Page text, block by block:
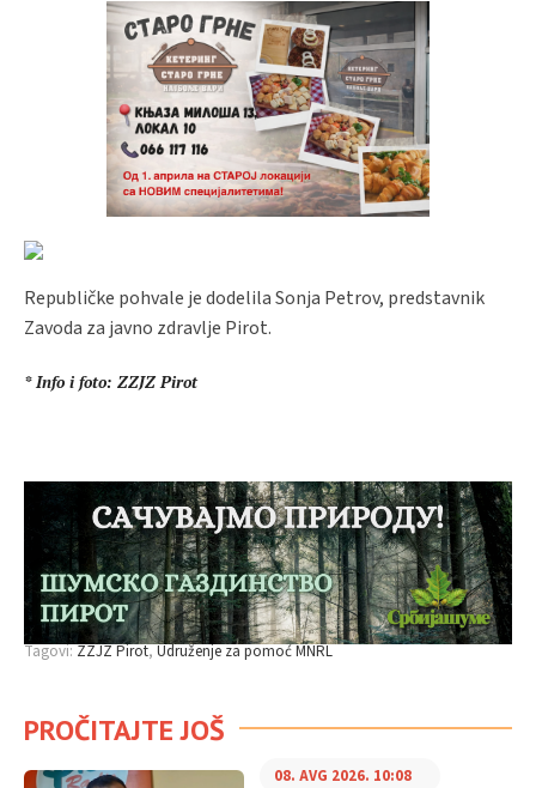
Republičke pohvale je dodelila Sonja Petrov, predstavnik
Zavoda za javno zdravlje Pirot.
* Info i foto: ZZJZ Pirot
Tagovi:ZZJZ Pirot Udruženje za pomoć MNRL
PROČITAJTE JOŠ
08. AVG 2026. 10:08